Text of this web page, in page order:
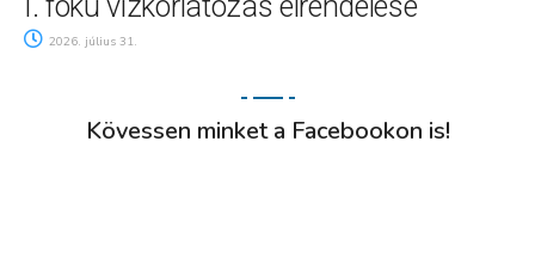
2026. július 31.
Kövessen minket a Facebookon is!